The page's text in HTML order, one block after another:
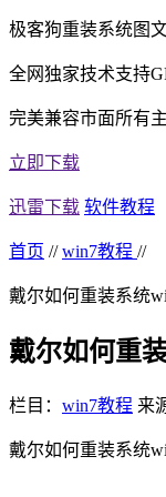
极客狗重装系统图
全网独家技术支持
完美兼容市面所有
立即下载
迅雷下载 软件教程
首页 // win7教程 //
戴尔如何重装系统
戴尔如何重
栏目： win7教程 来
戴尔如何重装系统